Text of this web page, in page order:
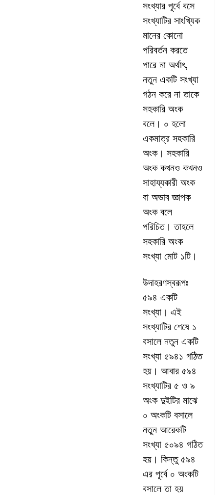
সংখ্যার পূর্বে বসে
সংখ্যাটির সাংখ্যিক
মানের কোনো
পরিবর্তন করতে
পারে না অর্থাৎ,
নতুন একটি সংখ্যা
গঠন করে না তাকে
সহকারি অংক
বলে। ০ হলো
একমাত্র সহকারি
অংক। সহকারি
অংক কখনও কখনও
সাহায্যকারী অংক
বা অভাব জ্ঞাপক
অংক বলে
পরিচিত। তাহলে
সহকারি অংক
সংখ্যা মোট ১টি।
উদাহরণস্বরূপঃ
৫৯৪ একটি
সংখ্যা। এই
সংখ্যাটির শেষে ১
বসালে নতুন একটি
সংখ্যা ৫৯৪১ গঠিত
হয়। আবার ৫৯৪
সংখ্যাটির ৫ ও ৯
অংক দুইটির মাঝে
০ অংকটি বসালে
নতুন আরেকটি
সংখ্যা ৫০৯৪ গঠিত
হয়। কিন্তু ৫৯৪
এর পূর্বে ০ অংকটি
বসালে তা হয়